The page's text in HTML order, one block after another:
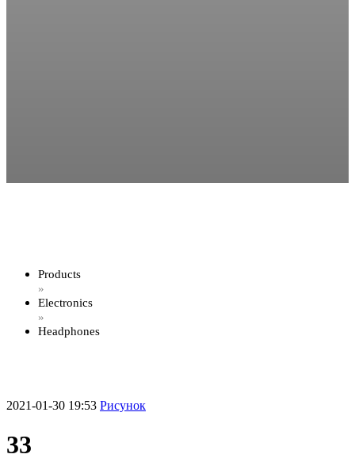
Products
»
Electronics
»
Headphones
2021-01-30 19:53 Рисунок
33